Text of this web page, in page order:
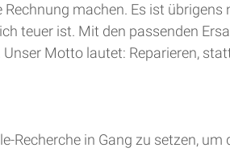
Rechnung machen. Es ist
teuer ist. Mit den passenden
Motto lautet: Reparieren,
Recherche in Gang zu setzen,